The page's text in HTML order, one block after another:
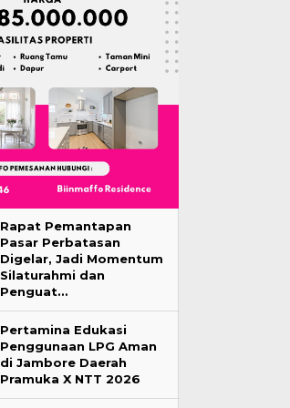
Rapat Pemantapan
Pasar Perbatasan
Digelar, Jadi Momentum
Silaturahmi dan
Penguat…
Pertamina Edukasi
Penggunaan LPG Aman
di Jambore Daerah
Pramuka X NTT 2026